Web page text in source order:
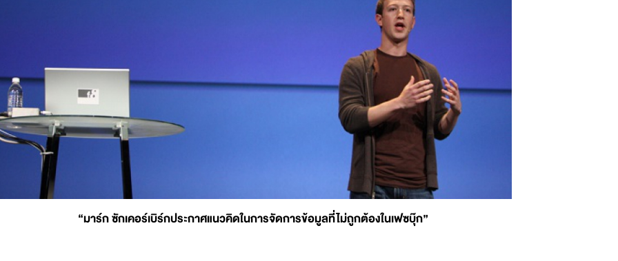
“มาร์ก ซักเคอร์เบิร์กประกาศแนวคิดในการจัดการข้อมูลที่ไม่ถูกต้องในเฟซบุ๊ก”